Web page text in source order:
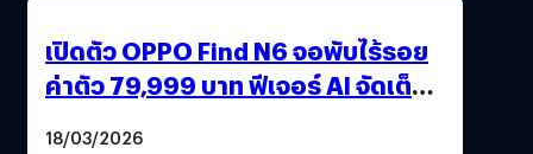
เปิดตัว OPPO Find N6 จอพับไร้รอย
ค่าตัว 79,999 บาท ฟีเจอร์ AI จัดเต็ม
18/03/2026